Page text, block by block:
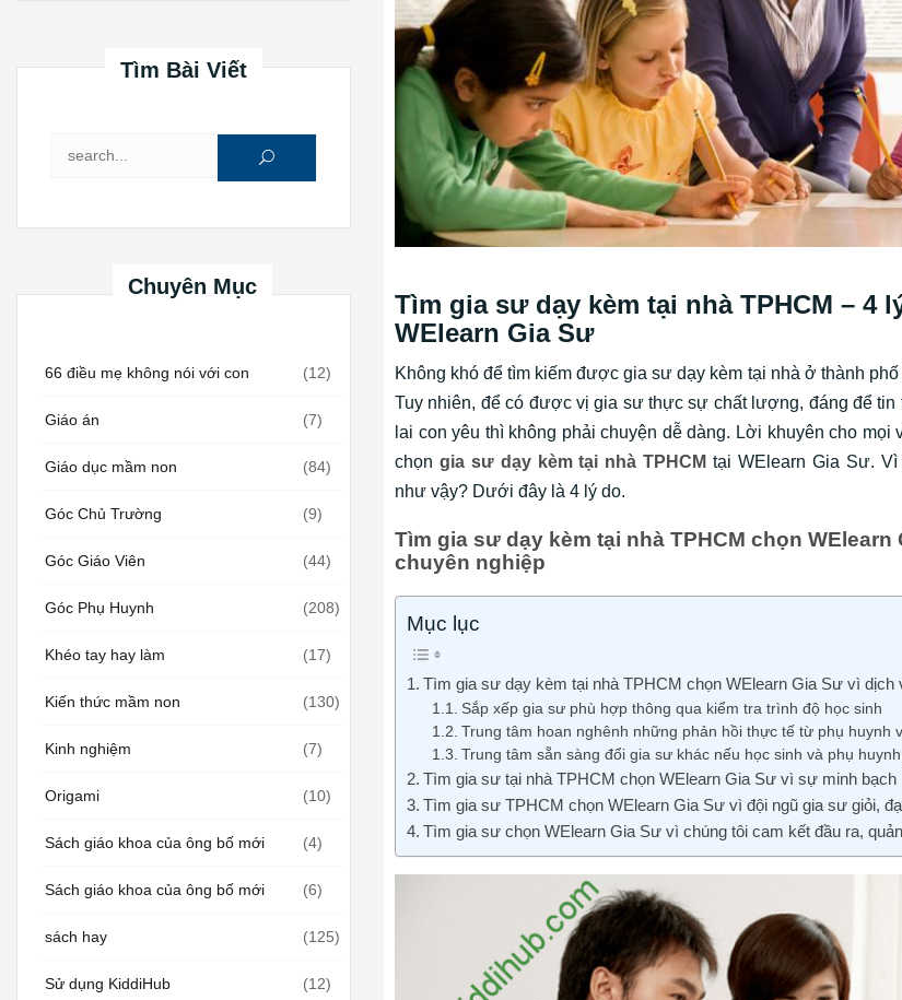
Tìm Bài Viết
Tìm kiếm cho:
Chuyên Mục
66 điều mẹ không nói với con (12)
Giáo án (7)
Giáo dục mầm non (84)
Góc Chủ Trường (9)
Góc Giáo Viên (44)
Góc Phụ Huynh (208)
Khéo tay hay làm (17)
Kiến thức mầm non (130)
Kinh nghiệm (7)
Origami (10)
Sách giáo khoa của ông bố mới (4)
Sách giáo khoa của ông bố mới (6)
sách hay (125)
Sử dụng KiddiHub (12)
Tìm gia sư dạy kèm tại nhà TPHCM – 4
WElearn Gia Sư
Không khó để tìm kiếm được gia sư dạy kèm tại nhà ở thành
Tuy nhiên, để có được vị gia sư thực sự chất lượng, đáng để
lai con yêu thì không phải chuyện dễ dàng. Lời khuyên cho mọi
chọn gia sư dạy kèm tại nhà TPHCM tại WElearn Gia Sư.
như vậy? Dưới đây là 4 lý do.
Tìm gia sư dạy kèm tại nhà TPHCM chọn
chuyên nghiệp
Mục lục
Tìm gia sư dạy kèm tại nhà TPHCM chọn WElearn Gia Sư vì dịch
Sắp xếp gia sư phù hợp thông qua kiểm tra trình độ học sinh
Trung tâm hoan nghênh những phản hồi thực tế từ phụ huynh
Trung tâm sẵn sàng đổi gia sư khác nếu học sinh và phụ
Tìm gia sư tại nhà TPHCM chọn WElearn Gia Sư vì sự minh bạch
Tìm gia sư TPHCM chọn WElearn Gia Sư vì đội ngũ gia sư giỏi,
Tìm gia sư chọn WElearn Gia Sư vì chúng tôi cam kết đầu ra,